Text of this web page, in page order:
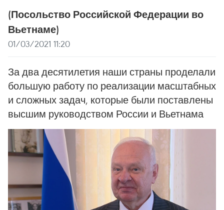
(Посольство Российской Федерации во
Вьетнаме)
01/03/2021 11:20
За два десятилетия наши страны проделали
большую работу по реализации масштабных
и сложных задач, которые были поставлены
высшим руководством России и Вьетнама